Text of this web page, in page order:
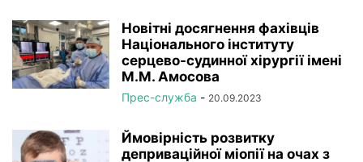
Новітні досягнення фахівців
Національного інституту
серцево-судинної хірургії імeні
М.М. Амосова
Прес-служба - 20.09.2023
Ймовірність розвитку
деприваційної міопії на очах з